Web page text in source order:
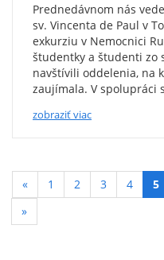
Prednedávnom nás
sv. Vincenta de Paul v
exkurziu v Nemocnici
študentky a študenti zo
navštívili oddelenia, na
zaujímala. V spolupráci
zobraziť viac
« 1 2 3 4 5
»